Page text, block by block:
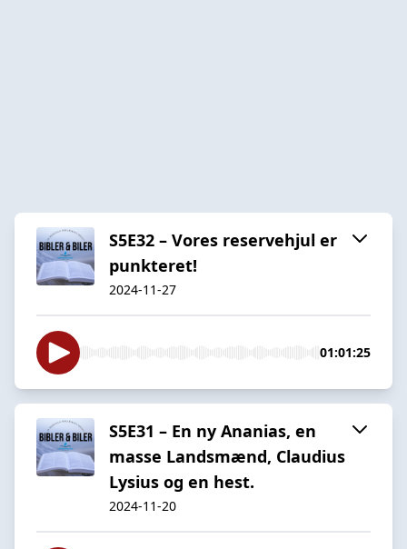
S5E32 – Vores reservehjul er
punkteret!
2024-11-27
01:01:25
S5E31 – En ny Ananias, en
masse Landsmænd, Claudius
Lysius og en hest.
2024-11-20